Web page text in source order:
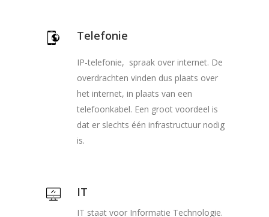
Telefonie
IP-telefonie, spraak over internet. De
overdrachten vinden dus plaats over
het internet, in plaats van een
telefoonkabel. Een groot voordeel is
dat er slechts één infrastructuur nodig
is.
IT
IT staat voor Informatie Technologie.